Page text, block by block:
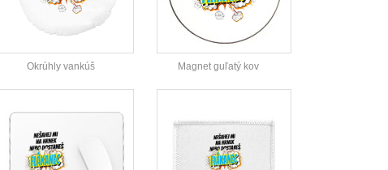
Okrúhly vankúš Magnet guľatý kov